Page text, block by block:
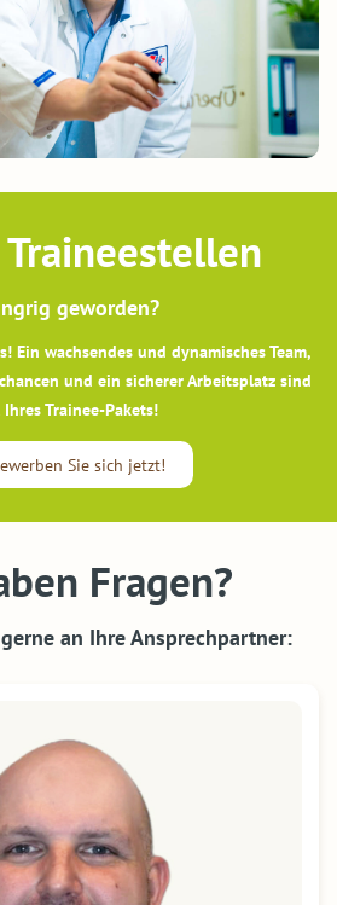
geworden?
Ein wachsendes und dynamisches Team,
und ein sicherer Arbeitsplatz sind
Ihres Trainee-Pakets!
Sie sich jetzt!
Fragen?
an Ihre Ansprechpartner: